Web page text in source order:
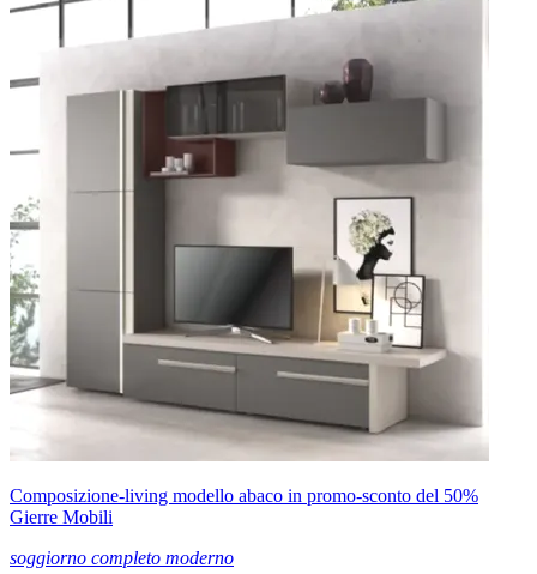
Composizione-living modello abaco in promo-sconto del 50%
Gierre Mobili
soggiorno completo moderno